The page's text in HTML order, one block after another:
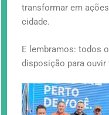
transformar em
cidade.
E lembramos: todos
disposição para